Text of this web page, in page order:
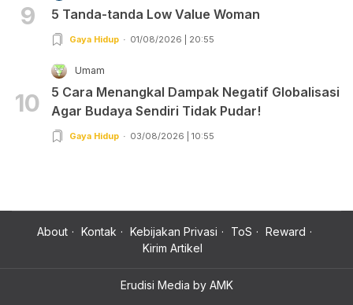
9 5 Tanda-tanda Low Value Woman
Gaya Hidup 01/08/2026 | 20:55
10
Umam
5 Cara Menangkal Dampak Negatif Globalisasi
Agar Budaya Sendiri Tidak Pudar!
Gaya Hidup 03/08/2026 | 10:55
About Kontak Kebijakan Privasi ToS
Reward
Kirim Artikel
Erudisi Media by AMK